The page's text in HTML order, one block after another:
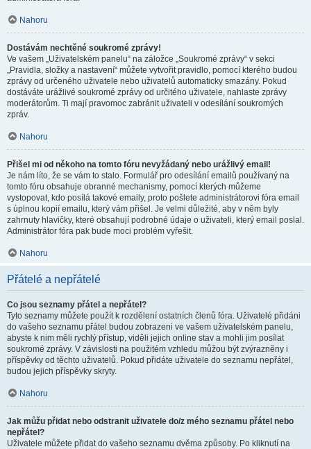
Nahoru
Dostávám nechtěné soukromé zprávy!
Ve vašem „Uživatelském panelu“ na záložce „Soukromé zprávy“ v sekci
„Pravidla, složky a nastavení“ můžete vytvořit pravidlo, pomocí kterého budou
zprávy od určeného uživatele nebo uživatelů automaticky smazány. Pokud
dostáváte urážlivé soukromé zprávy od určitého uživatele, nahlaste zprávy
moderátorům. Ti mají pravomoc zabránit uživateli v odesílání soukromých
zpráv.
Nahoru
Přišel mi od někoho na tomto fóru nevyžádaný nebo urážlivý email!
Je nám líto, že se vám to stalo. Formulář pro odesílání emailů používaný na
tomto fóru obsahuje obranné mechanismy, pomocí kterých můžeme
vystopovat, kdo posílá takové emaily, proto pošlete administrátorovi fóra email
s úplnou kopií emailu, který vám přišel. Je velmi důležité, aby v něm byly
zahrnuty hlavičky, které obsahují podrobné údaje o uživateli, který email poslal.
Administrátor fóra pak bude moci problém vyřešit.
Nahoru
Přátelé a nepřátelé
Co jsou seznamy přátel a nepřátel?
Tyto seznamy můžete použít k rozdělení ostatních členů fóra. Uživatelé přidáni
do vašeho seznamu přátel budou zobrazeni ve vašem uživatelském panelu,
abyste k nim měli rychlý přístup, viděli jejich online stav a mohli jim posílat
soukromé zprávy. V závislosti na použitém vzhledu můžou být zvýrazněny i
příspěvky od těchto uživatelů. Pokud přidáte uživatele do seznamu nepřátel,
budou jejich příspěvky skryty.
Nahoru
Jak můžu přidat nebo odstranit uživatele do/z mého seznamu přátel nebo
nepřátel?
Uživatele můžete přidat do vašeho seznamu dvěma způsoby. Po kliknutí na